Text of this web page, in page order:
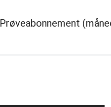
Prøveabonnement